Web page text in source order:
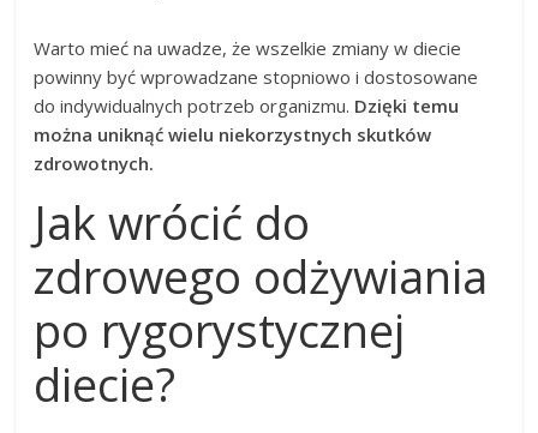
Warto mieć na uwadze, że wszelkie zmiany w diecie
powinny być wprowadzane stopniowo i dostosowane
do indywidualnych potrzeb organizmu. Dzięki temu
można uniknąć wielu niekorzystnych skutków
zdrowotnych.
Jak wrócić do
zdrowego odżywiania
po rygorystycznej
diecie?